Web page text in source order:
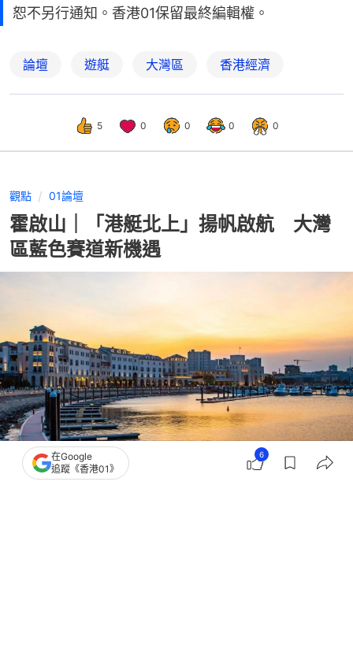
恕不另行通知。香港01保留最終編輯權。
論壇 遊艇 大灣區 香港經濟
5 0 0 0 0
觀點 01論壇
霍啟山｜「港艇北上」揚帆啟航 大灣
區藍色賽道新機遇
撰文：01論壇
在Google
追蹤《香港01》
6